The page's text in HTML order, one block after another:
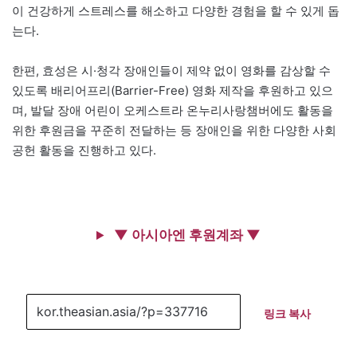
이 건강하게 스트레스를 해소하고 다양한 경험을 할 수 있게 돕
는다.
한편, 효성은 시·청각 장애인들이 제약 없이 영화를 감상할 수
있도록 배리어프리(Barrier-Free) 영화 제작을 후원하고 있으
며, 발달 장애 어린이 오케스트라 온누리사랑챔버에도 활동을
위한 후원금을 꾸준히 전달하는 등 장애인을 위한 다양한 사회
공헌 활동을 진행하고 있다.
▼ 아시아엔 후원계좌 ▼
링크 복사